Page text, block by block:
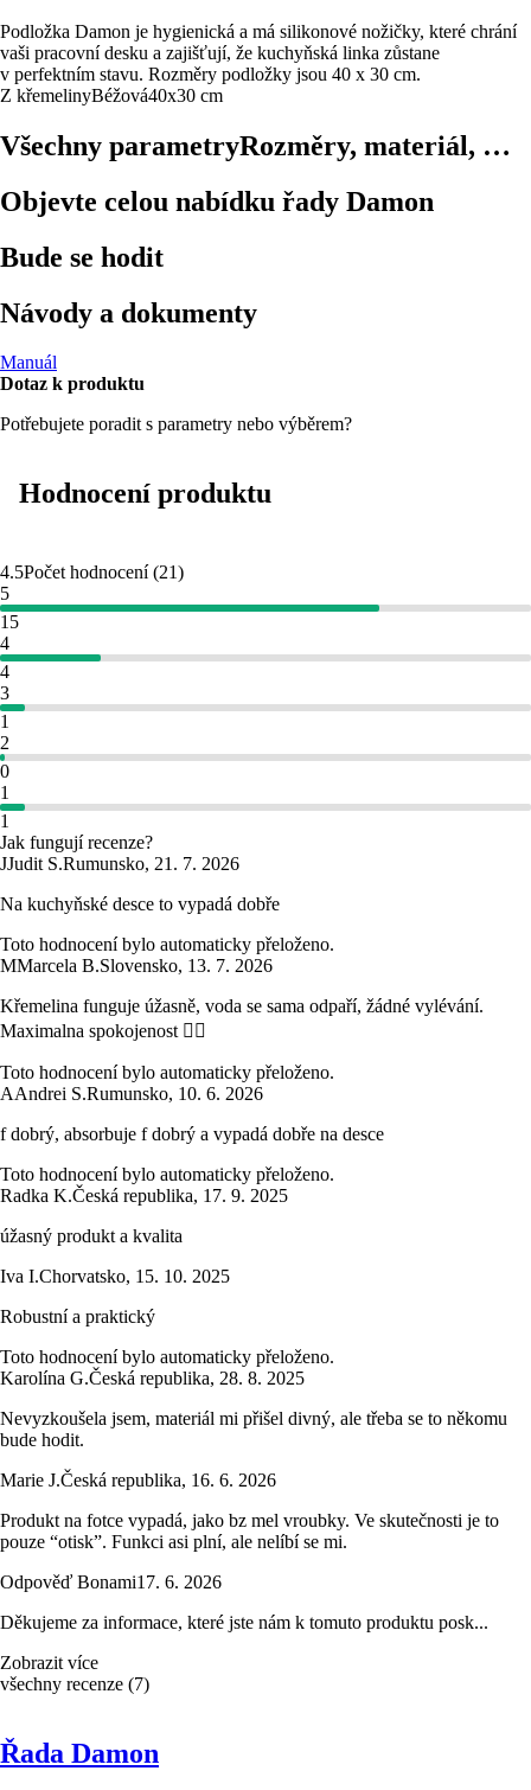
Podložka Damon je hygienická a má silikonové nožičky, které chrání
vaši pracovní desku a zajišťují, že kuchyňská linka zůstane
v perfektním stavu. Rozměry podložky jsou 40 x 30 cm.
Z křemelinyBéžová40x30 cm
Všechny parametryRozměry, materiál, …
Objevte celou nabídku řady Damon
Bude se hodit
Návody a dokumenty
Manuál
Dotaz k produktu
Potřebujete poradit s parametry nebo výběrem?
Hodnocení produktu
4.5Počet hodnocení(21)
5
15
4
4
3
1
2
0
1
1
Jak fungují recenze?
JJudit S.Rumunsko, 21. 7. 2026
Na kuchyňské desce to vypadá dobře
Toto hodnocení bylo automaticky přeloženo.
MMarcela B.Slovensko, 13. 7. 2026
Křemelina funguje úžasně, voda se sama odpaří, žádné vylévání.
Maximalna spokojenost 👍🏻
Toto hodnocení bylo automaticky přeloženo.
AAndrei S.Rumunsko, 10. 6. 2026
f dobrý, absorbuje f dobrý a vypadá dobře na desce
Toto hodnocení bylo automaticky přeloženo.
Radka K.Česká republika, 17. 9. 2025
úžasný produkt a kvalita
Iva I.Chorvatsko, 15. 10. 2025
Robustní a praktický
Toto hodnocení bylo automaticky přeloženo.
Karolína G.Česká republika, 28. 8. 2025
Nevyzkoušela jsem, materiál mi přišel divný, ale třeba se to někomu
bude hodit.
Marie J.Česká republika, 16. 6. 2026
Produkt na fotce vypadá, jako bz mel vroubky. Ve skutečnosti je to
pouze “otisk”. Funkci asi plní, ale nelíbí se mi.
Odpověď Bonami17. 6. 2026
Děkujeme za informace, které jste nám k tomuto produktu posk...
Zobrazit více
všechny recenze (7)
Řada Damon